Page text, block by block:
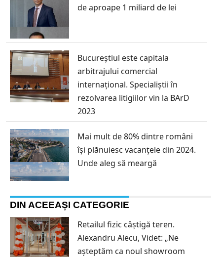
de aproape 1 miliard de lei
Bucureștiul este capitala
arbitrajului comercial
internațional. Specialiștii în
rezolvarea litigiilor vin la BArD
2023
Mai mult de 80% dintre români
își plănuiesc vacanțele din 2024.
Unde aleg să meargă
DIN ACEEAȘI CATEGORIE
Retailul fizic câștigă teren.
Alexandru Alecu, Videt: „Ne
așteptăm ca noul showroom